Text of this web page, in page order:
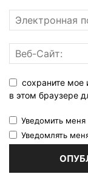
сохраните мое
в этом браузере
Уведомить
Уведомлять